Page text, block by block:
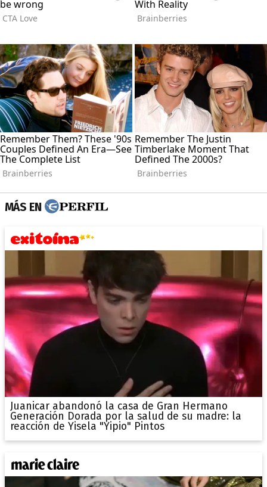
MÁS EN
Juanicar abandonó la casa de Gran Hermano
Generación Dorada por la salud de su madre: la
reacción de Yisela "Yipio" Pintos